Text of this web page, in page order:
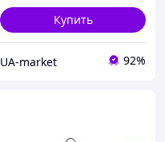
Купить
UA-market 92%